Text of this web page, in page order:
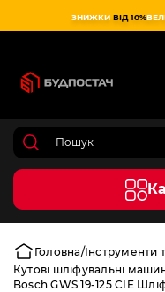
ЗНИЖКИ ВІД 10%
Головна Інструменти
Кутові шліфувальні
Bosch GWS 19-125 CIE